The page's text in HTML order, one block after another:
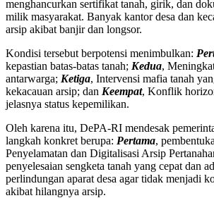
menghancurkan sertifikat tanah, girik, dan
milik masyarakat. Banyak kantor desa dan
arsip akibat banjir dan longsor.
Kondisi tersebut berpotensi menimbulkan:
kepastian batas-batas tanah; Kedua,
antarwarga; Ketiga, Intervensi mafia tanah
kekacauan arsip; dan Keempat, Konflik
jelasnya status kepemilikan.
Oleh karena itu, DePA-RI mendesak
langkah konkret berupa: Pertama,
Penyelamatan dan Digitalisasi Arsip
penyelesaian sengketa tanah yang cepat dan
perlindungan aparat desa agar tidak menjadi
akibat hilangnya arsip.